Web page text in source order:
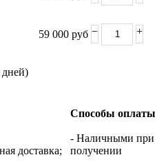
59 000 руб − +
дней)
доставка;
Способы оплаты
- Наличными при
получении